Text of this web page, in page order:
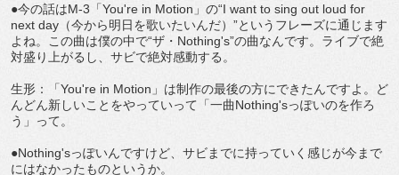
●今の話はM-3「You're in Motion」の“I want to sing out loud for
next day（今から明日を歌いたいんだ）”というフレーズに通じます
よね。この曲は僕の中で“ザ・Nothing's”の曲なんです。ライブで絶
対盛り上がるし、サビで絶対感動する。
生形：「You're in Motion」は制作の最後の方にできたんですよ。ど
んどん新しいことをやっていって「一曲Nothing'sっぽいのを作ろ
う」って。
●Nothing'sっぽいんですけど、サビまでに持っていく感じが今まで
にはなかったものというか。